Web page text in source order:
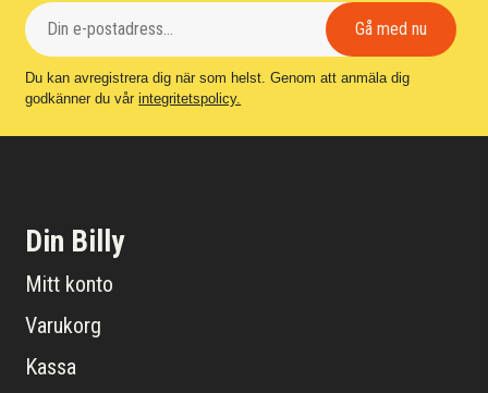
Du kan avregistrera dig när som helst. Genom att anmäla dig
godkänner du vårintegritetspolicy.
Din Billy
Mitt konto
Varukorg
Kassa